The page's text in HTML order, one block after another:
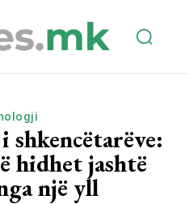
hidhet jashtë
një yll